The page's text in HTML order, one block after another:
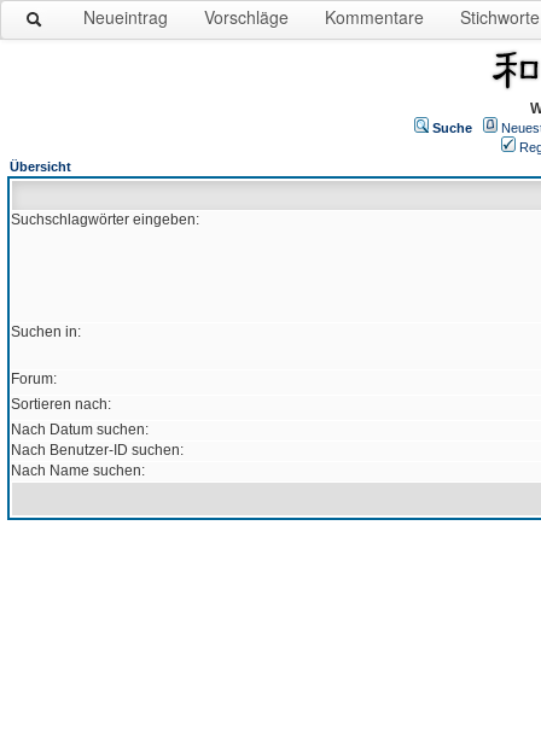
Neueintrag Vorschläge Kommentare Stichworte
Suche
Übersicht
Suchschlagwörter eingeben:
Suchen in:
Forum:
Sortieren nach:
Nach Datum suchen:
Nach Benutzer-ID suchen:
Nach Name suchen: